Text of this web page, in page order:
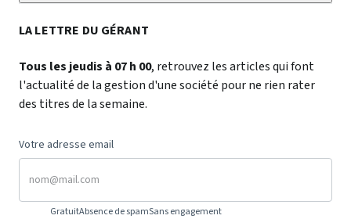
LA LETTRE DU GÉRANT
Tous les jeudis à 07 h 00, retrouvez les articles qui font
l'actualité de la gestion d'une société pour ne rien rater
des titres de la semaine.
Votre adresse email
GratuitAbsence de spamSans engagement